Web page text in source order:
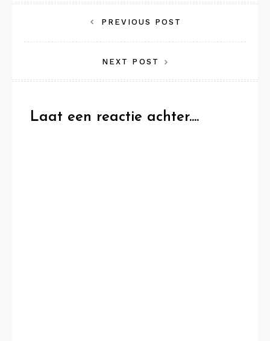
navigatie
PREVIOUS POST
NEXT POST
Laat een reactie achter....